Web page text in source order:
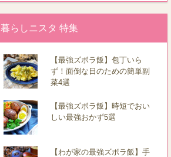
暮らしニスタ 特集
【最強ズボラ飯】包丁いら
ず！面倒な日のための簡単副
菜4選
【最強ズボラ飯】時短でおい
しい最強おかず5選
【わが家の最強ズボラ飯】手